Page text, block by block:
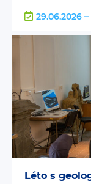
29.06.2026 –
Léto s